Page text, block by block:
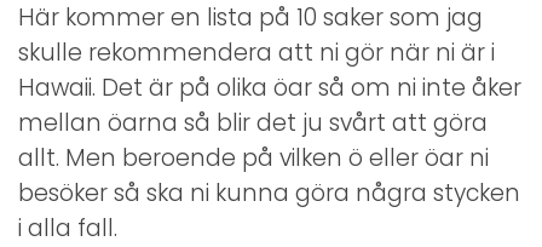
Här kommer en lista på 10 saker som jag
skulle rekommendera att ni gör när ni är i
Hawaii. Det är på olika öar så om ni inte åker
mellan öarna så blir det ju svårt att göra
allt. Men beroende på vilken ö eller öar ni
besöker så ska ni kunna göra några stycken
i alla fall.